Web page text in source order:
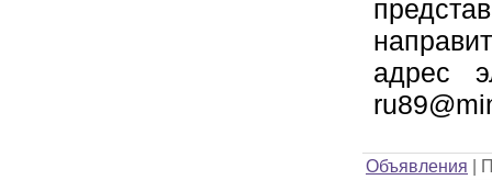
адрес
Объявления